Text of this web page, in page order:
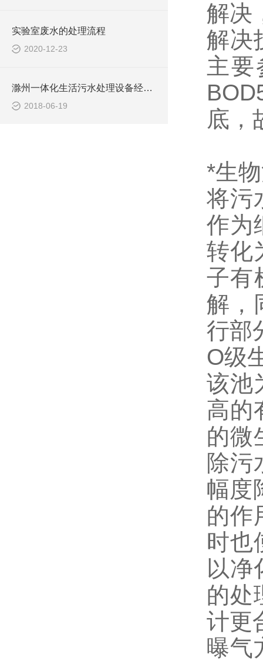
实验室废水的处理流程
2020-12-23
滁州一体化生活污水处理设备经销商
2018-06-19
解决
解决
主
底，
*生
将污
作为
转化
子有
解，
行部
O级
该池
高的
的微
除污
幅度
的作
时也
以净
的处
计更
曝气